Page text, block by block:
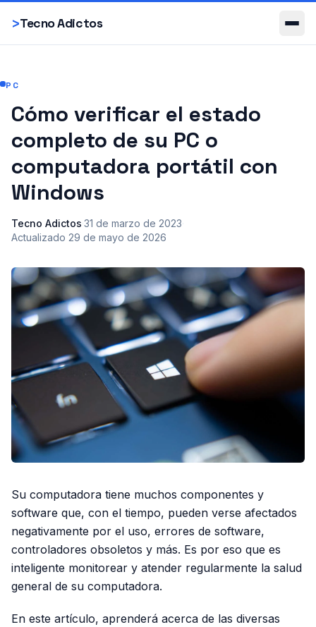
>Tecno Adictos
Smartphones
PC
Cómo verificar el estado
completo de su PC o
computadora portátil con
Windows
Tecno Adictos·31 de marzo de 2023·
Actualizado 29 de mayo de 2026
Su computadora tiene muchos componentes y
software que, con el tiempo, pueden verse afectados
negativamente por el uso, errores de software,
controladores obsoletos y más. Es por eso que es
inteligente monitorear y atender regularmente la salud
general de su computadora.
En este artículo, aprenderá acerca de las diversas